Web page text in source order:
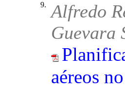
9.
Alfredo
Guevara
aéreos